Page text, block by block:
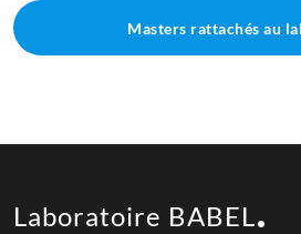
Masters rattachés au
Laboratoire BABEL